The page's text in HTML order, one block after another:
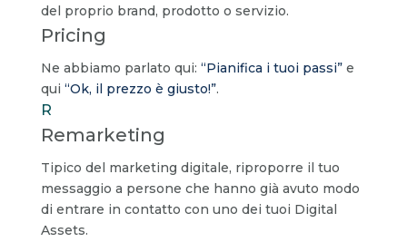
del proprio brand, prodotto o servizio.
Pricing
Ne abbiamo parlato qui: “Pianifica i tuoi passi”e
qui “Ok, il prezzo è giusto!”.
R
Remarketing
Tipico del marketing digitale, riproporre il tuo
messaggio a persone che hanno già avuto modo
di entrare in contatto con uno dei tuoi Digital
Assets.